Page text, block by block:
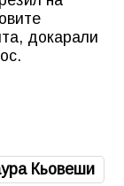
докарали
Кьовеши